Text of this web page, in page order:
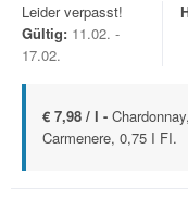
Leider verpasst!
Gültig: 11.02. -
17.02.
€ 7,98 / l -
Carmenere, 0,75 I FI.